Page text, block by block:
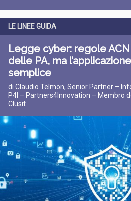
LE LINEE GUIDA
Legge cyber: regole
delle PA, ma
semplice
di Claudio Telmon, Senior Partner –
P4I – Partners4Innovation – Membro
Clusit